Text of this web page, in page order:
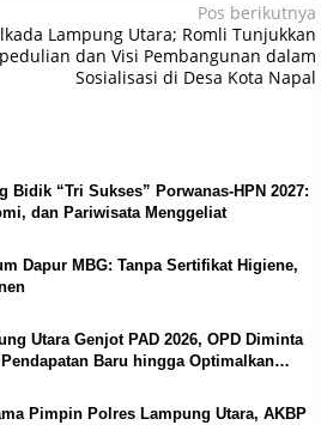
Pos berikutnya
Lampung Utara; Romli Tunjukkan
dan Visi Pembangunan dalam
Sosialisasi di Desa Kota Napal
Bidik “Tri Sukses” Porwanas-HPN 2027:
dan Pariwisata Menggeliat
Dapur MBG: Tanpa Sertifikat Higiene,
Utara Genjot PAD 2026, OPD Diminta
Baru hingga Optimalkan
Pimpin Polres Lampung Utara, AKBP